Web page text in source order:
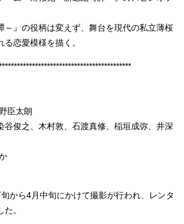
～』の役柄は変えず、舞台を現代の私立薄桜
恋愛模様を描く。
臣太朗
俊之、木村敦、石渡真修、稲垣成弥、井深
から4月中旬にかけて撮影が行われ、レンタ
。